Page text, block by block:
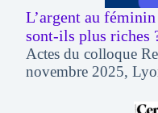
L’argent au
sont-ils plus riches
Actes du colloque
novembre 2025,